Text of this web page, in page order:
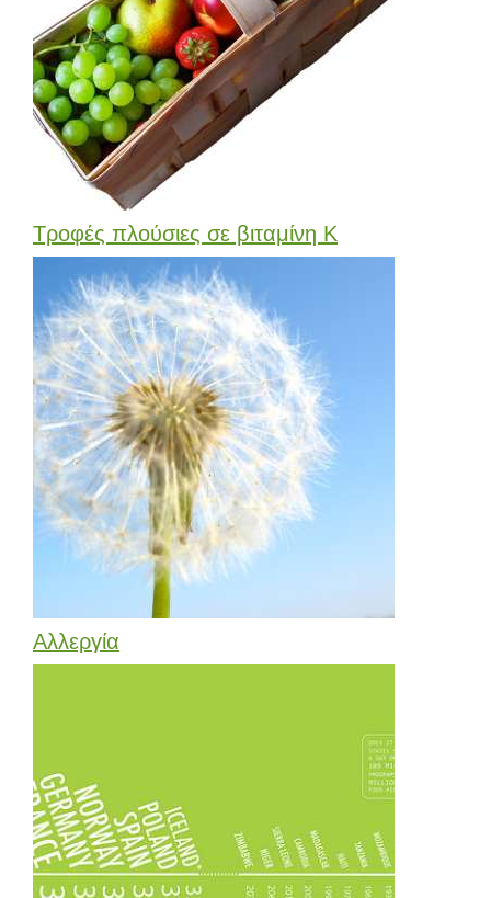
Τροφές πλούσιες σε βιταμίνη Κ
Αλλεργία